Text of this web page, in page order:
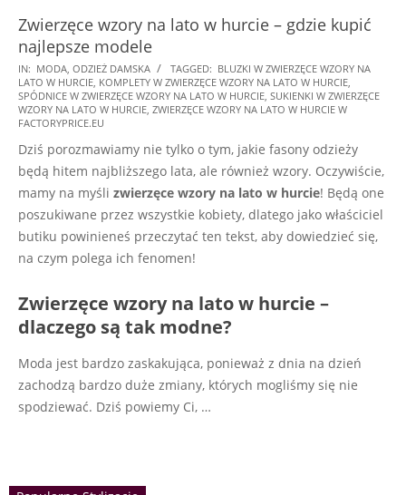
Zwierzęce wzory na lato w hurcie – gdzie kupić
najlepsze modele
2023-
05-
05
IN: MODA ODZIEŻ DAMSKA TAGGED: BLUZKI W ZWIERZĘCE WZORY NA
LATO W HURCIE KOMPLETY W ZWIERZĘCE WZORY NA LATO W HURCIE
SPÓDNICE W ZWIERZĘCE WZORY NA LATO W HURCIE SUKIENKI W ZWIERZĘCE
WZORY NA LATO W HURCIE ZWIERZĘCE WZORY NA LATO W HURCIE W
FACTORYPRICE.EU
Dziś porozmawiamy nie tylko o tym, jakie fasony odzieży
będą hitem najbliższego lata, ale również wzory. Oczywiście,
mamy na myśli zwierzęce wzory na lato w hurcie! Będą one
poszukiwane przez wszystkie kobiety, dlatego jako właściciel
butiku powinieneś przeczytać ten tekst, aby dowiedzieć się,
na czym polega ich fenomen!
Zwierzęce wzory na lato w hurcie –
dlaczego są tak modne?
Moda jest bardzo zaskakująca, ponieważ z dnia na dzień
zachodzą bardzo duże zmiany, których mogliśmy się nie
spodziewać. Dziś powiemy Ci, …